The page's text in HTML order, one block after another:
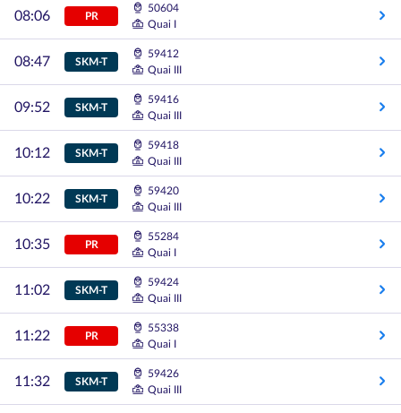
08:06 PR
50604
Quai I
08:47 SKM-T
59412
Quai III
09:52 SKM-T
59416
Quai III
10:12 SKM-T
59418
Quai III
10:22 SKM-T
59420
Quai III
10:35 PR
55284
Quai I
11:02 SKM-T
59424
Quai III
11:22 PR
55338
Quai I
11:32 SKM-T
59426
Quai III